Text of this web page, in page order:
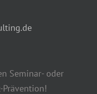
Seminar- oder